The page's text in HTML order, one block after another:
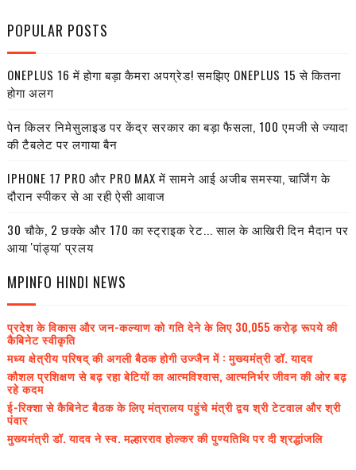
POPULAR POSTS
ONEPLUS 16 में होगा बड़ा कैमरा अपग्रेड! समझिए ONEPLUS 15 से कितना
होगा अलग
पेन किलर निमेसुलाइड पर केंद्र सरकार का बड़ा फैसला, 100 एमजी से ज्यादा
की टैबलेट पर लगाया बैन
IPHONE 17 PRO और PRO MAX में सामने आई अजीब समस्या, चार्जिंग के
दौरान स्पीकर से आ रही ऐसी आवाज
30 चौके, 2 छक्के और 170 का स्ट्राइक रेट... साल के आखिरी दिन मैदान पर
आया 'पांड्या' प्रलय
MPINFO HINDI NEWS
प्रदेश के विकास और जन-कल्याण को गति देने के लिए 30,055 करोड़ रूपये की
कैबिनेट स्वीकृति
मध्य क्षेत्रीय परिषद् की अगली बैठक होगी उज्जैन में : मुख्यमंत्री डॉ. यादव
कौशल प्रशिक्षण से बढ़ रहा बेटियों का आत्मविश्वास, आत्मनिर्भर जीवन की ओर बढ़
रहे कदम
ई-रिक्शा से कैबिनेट बैठक के लिए मंत्रालय पहुंचे मंत्री द्वय श्री टेटवाल और श्री
पंवार
मुख्यमंत्री डॉ. यादव ने स्व. मल्हारराव होल्कर की पुण्यतिथि पर दी श्रद्धांजलि